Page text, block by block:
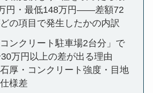
円・最低148万円——差額72
の項目で発生したかの内訳
ンクリート駐車場2台分」で
万円以上の差が出る理由
厚・コンクリート強度・目地
様差